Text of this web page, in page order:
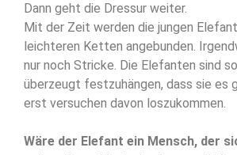
Dann geht die Dressur weiter.
Mit der Zeit werden die jungen
leichteren Ketten angebunden.
nur noch Stricke. Die Elefanten sind
überzeugt festzuhängen, dass sie es
erst versuchen davon loszukommen.
Wäre der Elefant ein Mensch, der